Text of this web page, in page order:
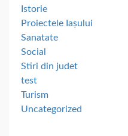
Istorie
Proiectele Iașului
Sanatate
Social
Stiri din judet
test
Turism
Uncategorized